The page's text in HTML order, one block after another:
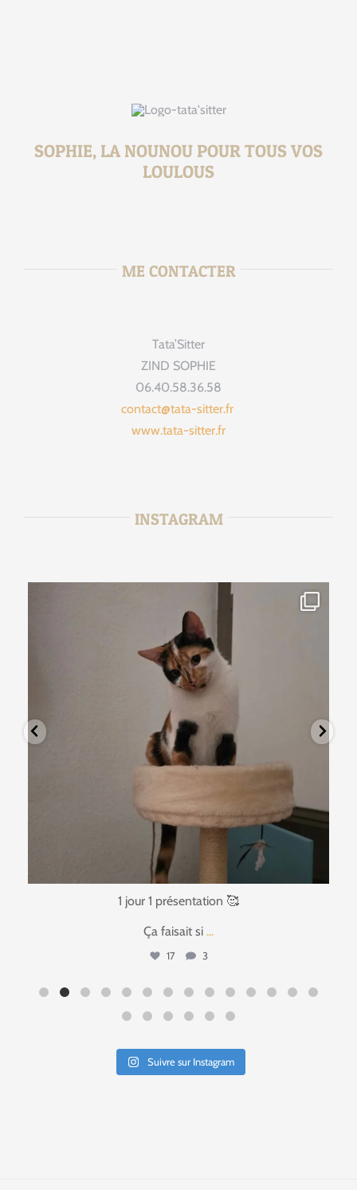
SOPHIE, LA NOUNOU POUR TOUS VOS
LOULOUS
ME CONTACTER
Tata’Sitter
ZIND SOPHIE
06.40.58.36.58
contact@tata-sitter.fr
www.tata-sitter.fr
INSTAGRAM
1 jour 1 présentation 🥰
Ça faisait si ...
17 3
Suivre sur Instagram